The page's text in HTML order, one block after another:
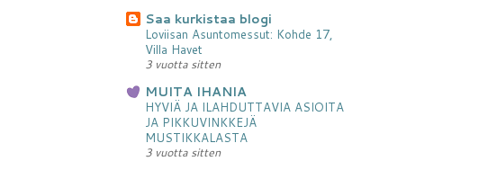
Saa kurkistaa blogi
Loviisan Asuntomessut: Kohde 17,
Villa Havet
3 vuotta sitten
MUITA IHANIA
HYVIÄ JA ILAHDUTTAVIA ASIOITA
JA PIKKUVINKKEJÄ
MUSTIKKALASTA
3 vuotta sitten